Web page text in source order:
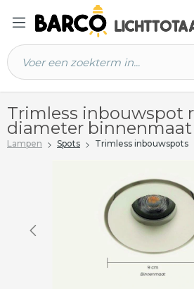
hoofdinhoud
Trimless inbouwspot
diameter binnenmaat
Lampen Spots Trimless inbouwspots